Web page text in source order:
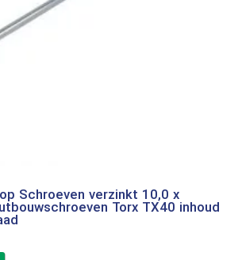
Schroeven verzinkt 10,0 x
Torx TX40 inhoud